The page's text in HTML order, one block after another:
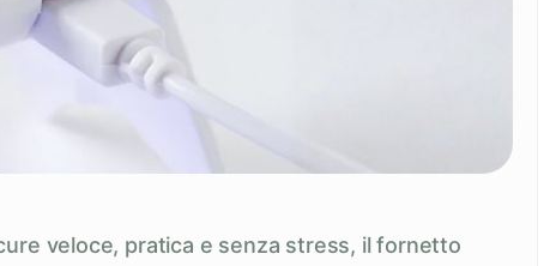
veloce, pratica e senza stress, il fornetto